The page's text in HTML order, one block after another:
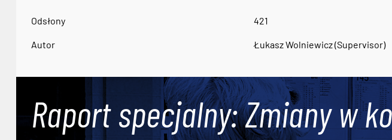
Odsłony 421
Autor Łukasz Wolniewicz (Supervisor)
Raport specjalny: Zmiany w